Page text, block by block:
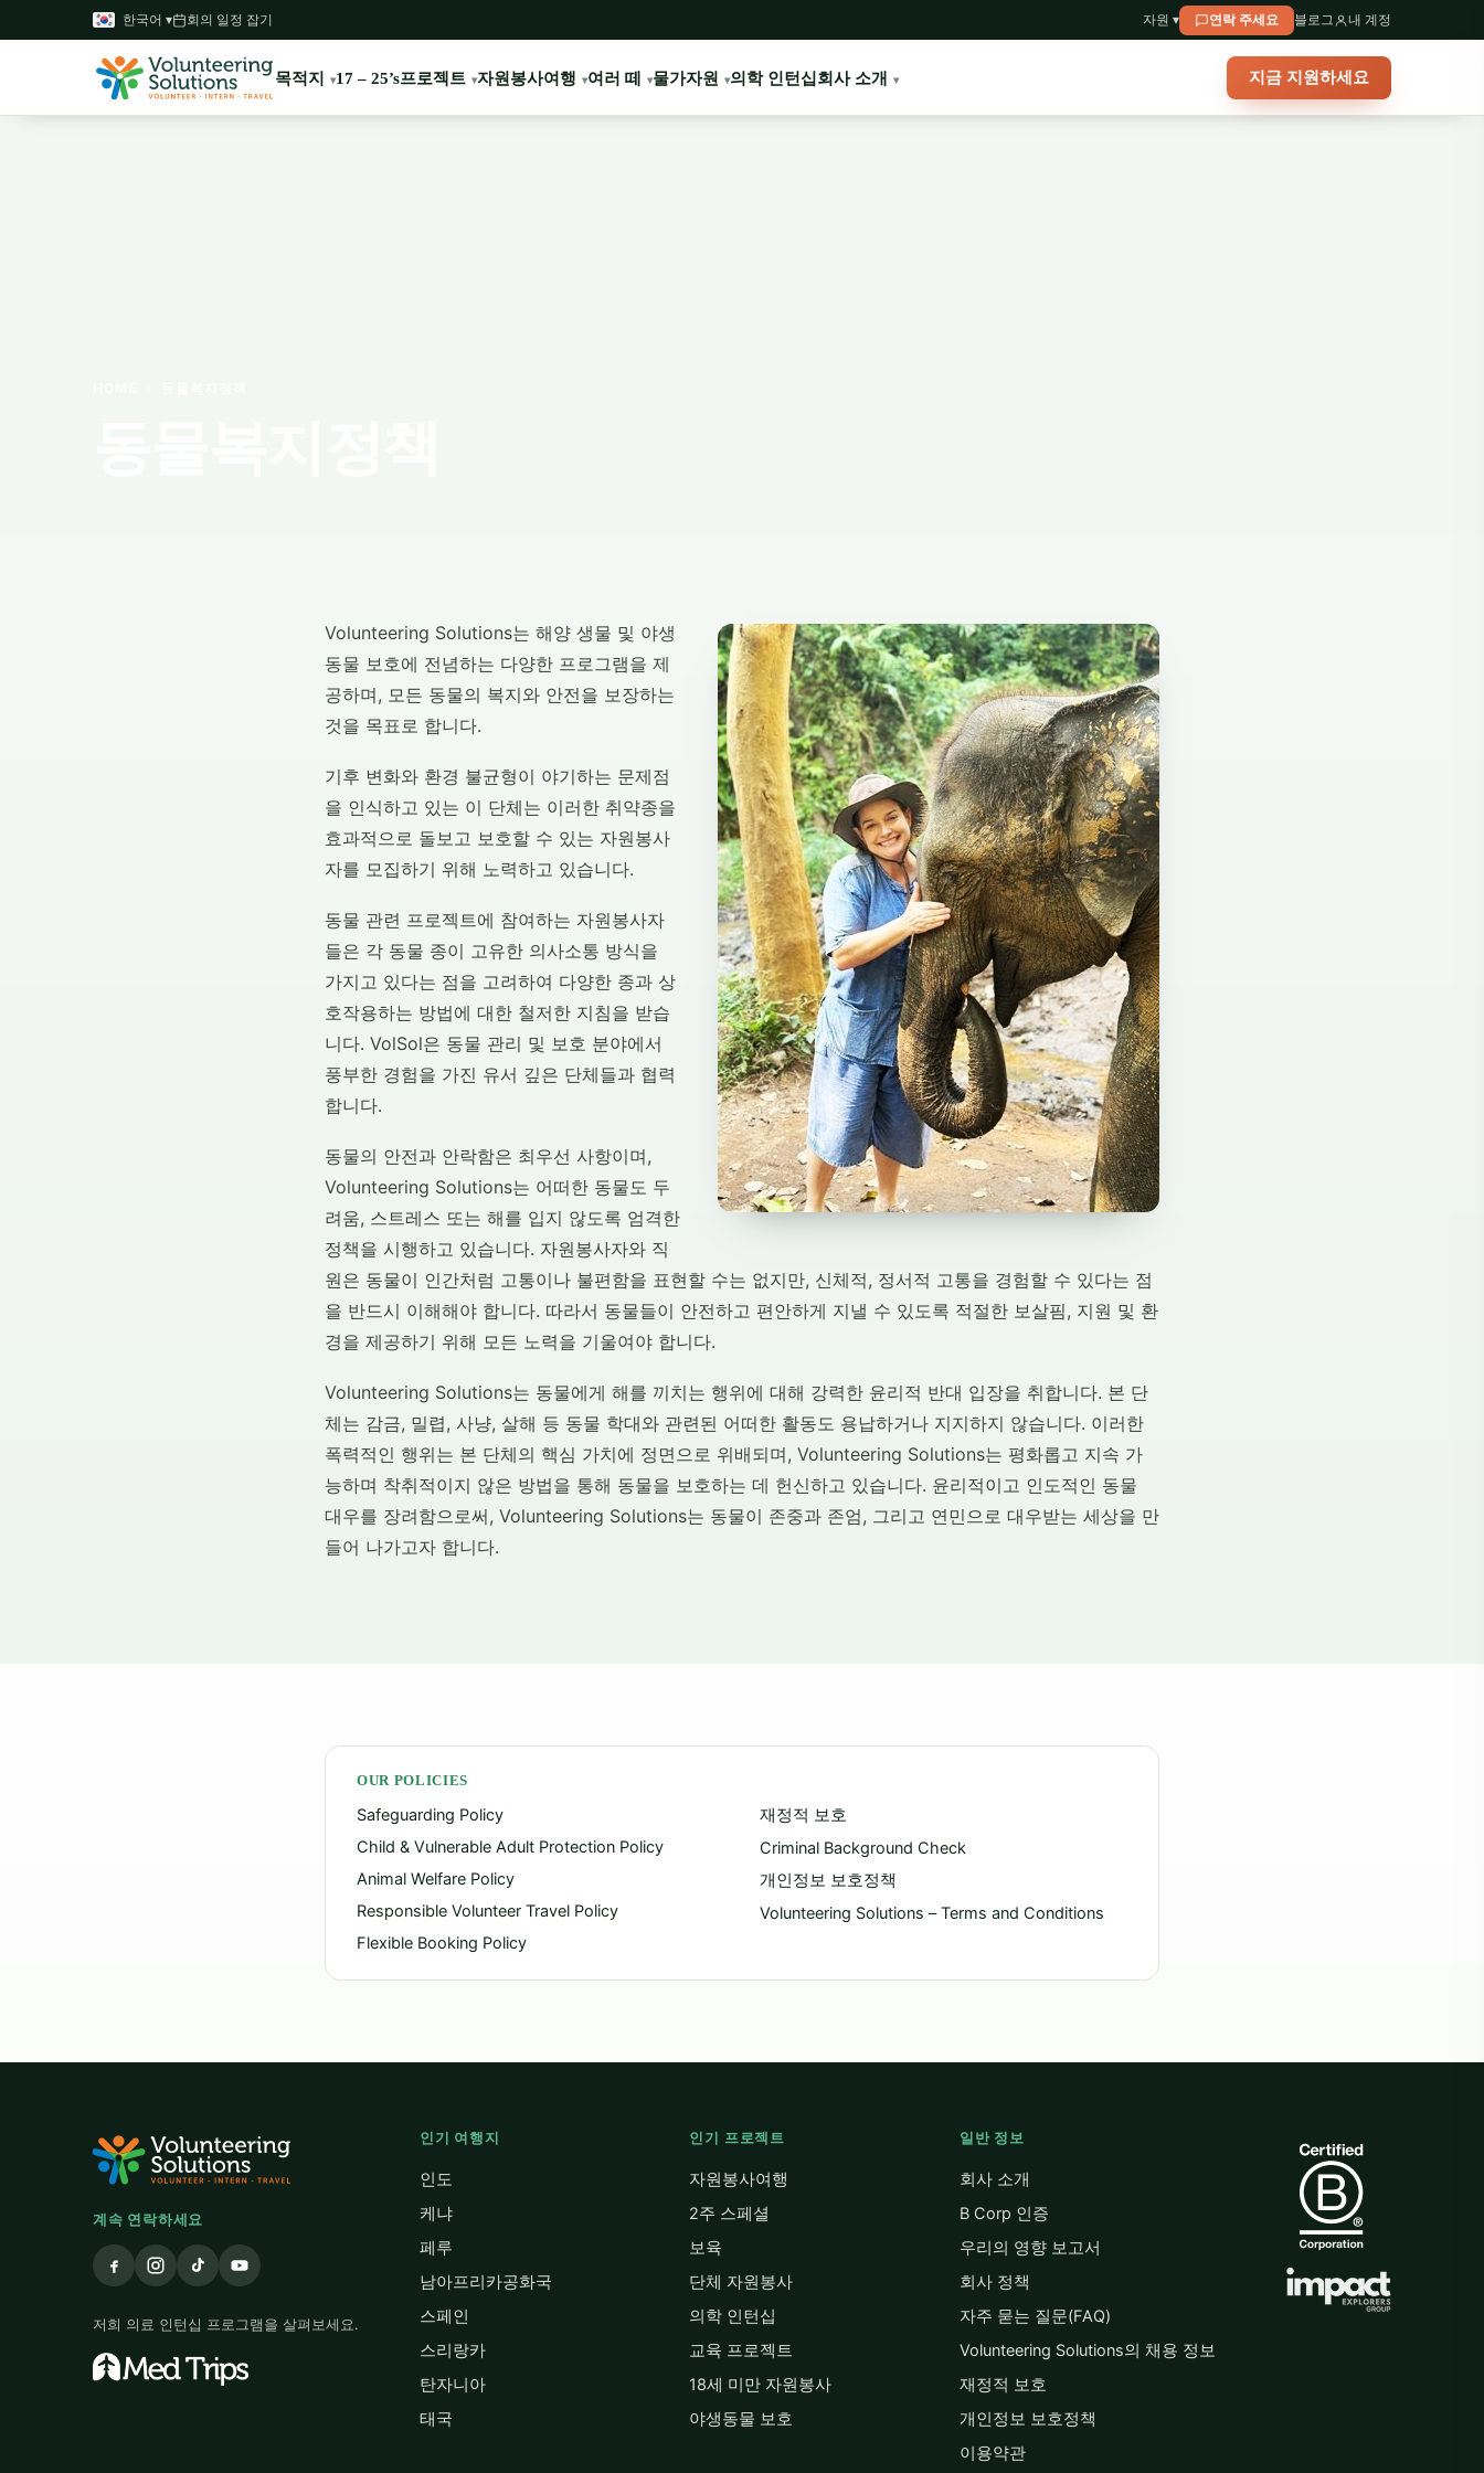
한국어 ▾ 회의 일정 잡기 자원 ▾ 연락 주세요 블로그 내 계정
목적지 17 – 25’s프로젝트 자원봉사여행 여러 떼 물가자원 의학 인턴십회사 소개 지금 지원하세요
Volunteering Solutions는 해양 생물 및 야생
동물 보호에 전념하는 다양한 프로그램을 제
공하며, 모든 동물의 복지와 안전을 보장하는
것을 목표로 합니다.
기후 변화와 환경 불균형이 야기하는 문제점
을 인식하고 있는 이 단체는 이러한 취약종을
효과적으로 돌보고 보호할 수 있는 자원봉사
자를 모집하기 위해 노력하고 있습니다.
동물 관련 프로젝트에 참여하는 자원봉사자
들은 각 동물 종이 고유한 의사소통 방식을
가지고 있다는 점을 고려하여 다양한 종과 상
호작용하는 방법에 대한 철저한 지침을 받습
니다. VolSol은 동물 관리 및 보호 분야에서
풍부한 경험을 가진 유서 깊은 단체들과 협력
합니다.
동물의 안전과 안락함은 최우선 사항이며,
Volunteering Solutions는 어떠한 동물도 두
려움, 스트레스 또는 해를 입지 않도록 엄격한
정책을 시행하고 있습니다. 자원봉사자와 직
원은 동물이 인간처럼 고통이나 불편함을 표현할 수는 없지만, 신체적, 정서적 고통을 경험할 수 있다는 점
을 반드시 이해해야 합니다. 따라서 동물들이 안전하고 편안하게 지낼 수 있도록 적절한 보살핌, 지원 및 환
경을 제공하기 위해 모든 노력을 기울여야 합니다.
Volunteering Solutions는 동물에게 해를 끼치는 행위에 대해 강력한 윤리적 반대 입장을 취합니다. 본 단
체는 감금, 밀렵, 사냥, 살해 등 동물 학대와 관련된 어떠한 활동도 용납하거나 지지하지 않습니다. 이러한
폭력적인 행위는 본 단체의 핵심 가치에 정면으로 위배되며, Volunteering Solutions는 평화롭고 지속 가
능하며 착취적이지 않은 방법을 통해 동물을 보호하는 데 헌신하고 있습니다. 윤리적이고 인도적인 동물
대우를 장려함으로써, Volunteering Solutions는 동물이 존중과 존엄, 그리고 연민으로 대우받는 세상을 만
들어 나가고자 합니다.
OUR POLICIES
Safeguarding Policy
Child & Vulnerable Adult Protection Policy
Animal Welfare Policy
Responsible Volunteer Travel Policy
Flexible Booking Policy
재정적 보호
Criminal Background Check
개인정보 보호정책
Volunteering Solutions – Terms and Conditions
계속 연락하세요
저희 의료 인턴십 프로그램을 살펴보세요.
인기 여행지
인도
케냐
페루
남아프리카공화국
스페인
스리랑카
탄자니아
태국
인기 프로젝트
자원봉사여행
2주 스페셜
보육
단체 자원봉사
의학 인턴십
교육 프로젝트
18세 미만 자원봉사
야생동물 보호
일반 정보
회사 소개
B Corp 인증
우리의 영향 보고서
회사 정책
자주 묻는 질문(FAQ)
Volunteering Solutions의 채용 정보
재정적 보호
개인정보 보호정책
이용약관